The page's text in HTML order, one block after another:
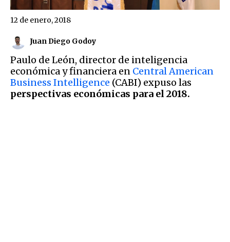
Juan Diego Godoy
12 de enero, 2018
Paulo de León, director de inteligencia
económica y financiera en Central American
Business Intelligence (CABI) expuso las
perspectivas económicas para el 2018.